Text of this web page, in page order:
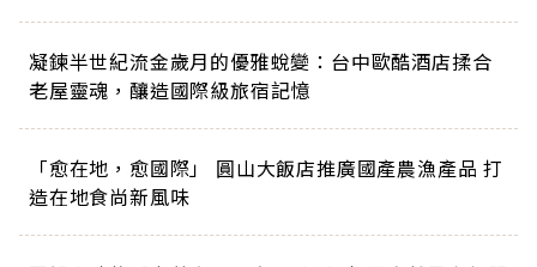
凝鍊半世紀流金歲月的優雅蛻變：台中歐酷酒店揉合
老屋靈魂，釀造國際級旅宿記憶
「愈在地，愈國際」 圓山大飯店推廣國產農漁產品 打
造在地食尚新風味